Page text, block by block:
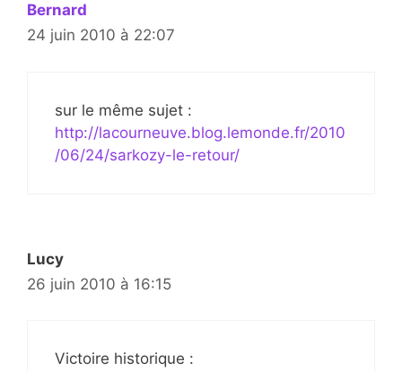
Bernard
24 juin 2010 à 22:07
sur le même sujet :
http://lacourneuve.blog.lemonde.fr/2010
/06/24/sarkozy-le-retour/
Lucy
26 juin 2010 à 16:15
Victoire historique :